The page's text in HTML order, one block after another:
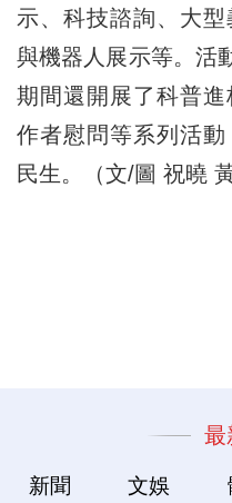
示、科技諮詢、大
與機器人展示等。活
期間還開展了科普
作者慰問等系列活
民生。（文/圖 祝曉
最
新聞 文娛